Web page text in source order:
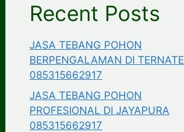
Recent Posts
JASA TEBANG POHON
BERPENGALAMAN DI TERNATE
085315662917
JASA TEBANG POHON
PROFESIONAL DI JAYAPURA
085315662917